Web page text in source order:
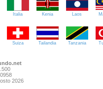
Italia Kenia Laos
Suiza Tailandia Tanzania
2026